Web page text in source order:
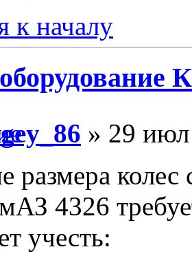
к началу
» 29
размера
4326
учесть: